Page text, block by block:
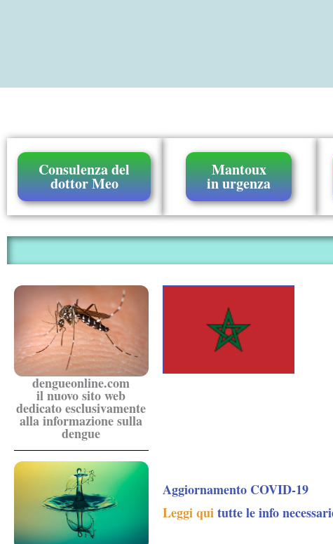
Consulenza del
dottor Meo
Mantoux
in urgenza
dengueonline.com
il nuovo sito web
dedicato esclusivamente
alla informazione sulla
dengue
Aggiornamento COVID-19
Leggi quitutte le info